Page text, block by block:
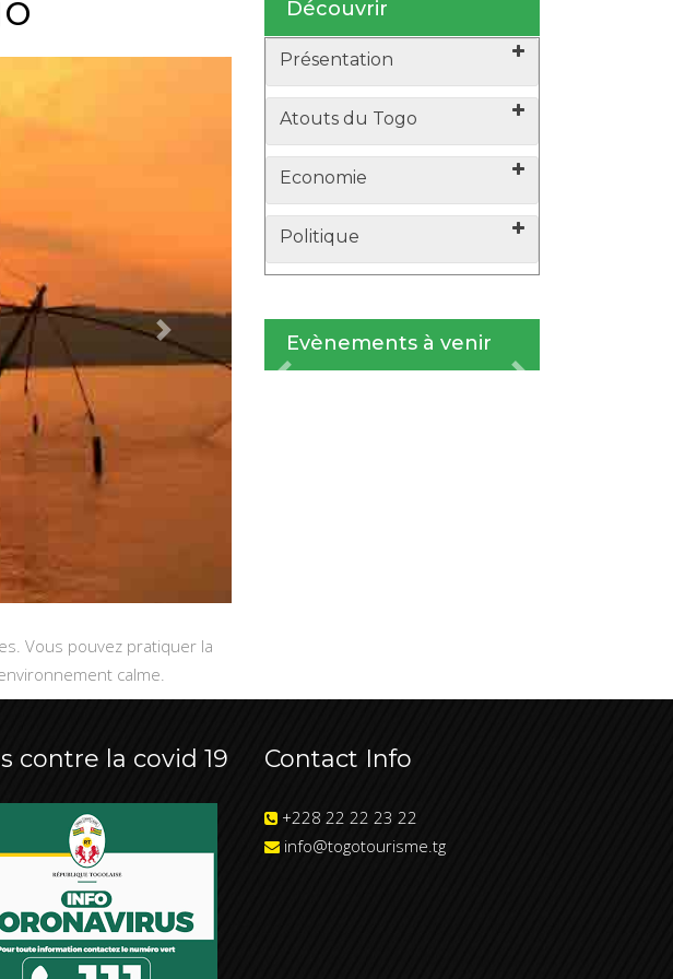
Next
Vous pouvez pratiquer la
calme.
Découvrir
Présentation
Atouts du Togo
Economie
Politique
Evènements à venir
contre la covid 19 Contact Info
+228 22 22 23 22
info@togotourisme.tg